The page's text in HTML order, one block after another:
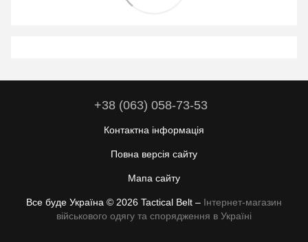
+38 (063) 058-73-53
Контактна інформація
Повна версія сайту
Мапа сайту
Все буде Україна © 2026 Tactical Belt – Інтернет-магазин
військового одягу та спорядження в Україні